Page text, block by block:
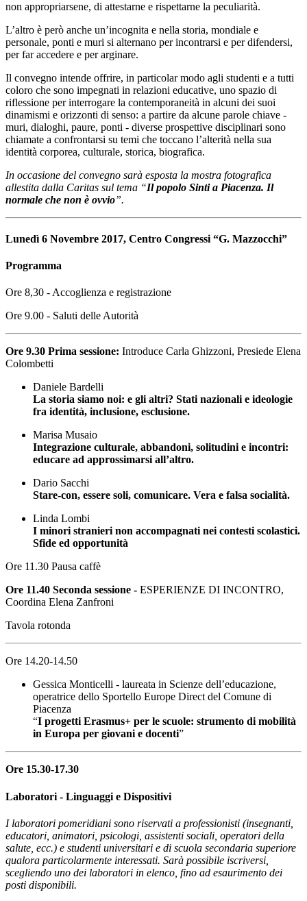
non appropriarsene, di attestarne e rispettarne la peculiarità.
L’altro è però anche un’incognita e nella storia, mondiale e
personale, ponti e muri si alternano per incontrarsi e per difendersi,
per far accedere e per arginare.
Il convegno intende offrire, in particolar modo agli studenti e a tutti
coloro che sono impegnati in relazioni educative, uno spazio di
riflessione per interrogare la contemporaneità in alcuni dei suoi
dinamismi e orizzonti di senso: a partire da alcune parole chiave -
muri, dialoghi, paure, ponti - diverse prospettive disciplinari sono
chiamate a confrontarsi su temi che toccano l’alterità nella sua
identità corporea, culturale, storica, biografica.
In occasione del convegno sarà esposta la mostra fotografica
allestita dalla Caritas sul tema “Il popolo Sinti a Piacenza. Il
normale che non è ovvio”.
Lunedì 6 Novembre 2017, Centro Congressi “G. Mazzocchi”
Programma
Ore 8,30 - Accoglienza e registrazione
Ore 9.00 - Saluti delle Autorità
Ore 9.30 Prima sessione: Introduce Carla Ghizzoni, Presiede Elena
Colombetti
Daniele Bardelli
La storia siamo noi: e gli altri? Stati nazionali e ideologie
fra identità, inclusione, esclusione.
Marisa Musaio
Integrazione culturale, abbandoni, solitudini e incontri:
educare ad approssimarsi all’altro.
Dario Sacchi
Stare-con, essere soli, comunicare. Vera e falsa socialità.
Linda Lombi
I minori stranieri non accompagnati nei contesti scolastici.
Sfide ed opportunità
Ore 11.30 Pausa caffè
Ore 11.40 Seconda sessione - ESPERIENZE DI INCONTRO,
Coordina Elena Zanfroni
Tavola rotonda
Ore 14.20-14.50
Gessica Monticelli - laureata in Scienze dell’educazione,
operatrice dello Sportello Europe Direct del Comune di
Piacenza
“I progetti Erasmus+ per le scuole: strumento di mobilità
in Europa per giovani e docenti”
Ore 15.30-17.30
Laboratori - Linguaggi e Dispositivi
I laboratori pomeridiani sono riservati a professionisti (insegnanti,
educatori, animatori, psicologi, assistenti sociali, operatori della
salute, ecc.) e studenti universitari e di scuola secondaria superiore
qualora particolarmente interessati. Sarà possibile iscriversi,
scegliendo uno dei laboratori in elenco, fino ad esaurimento dei
posti disponibili.